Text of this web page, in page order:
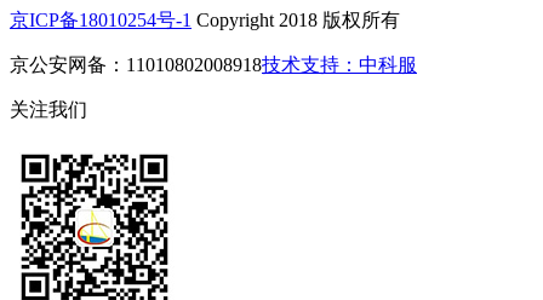
京ICP备18010254号-1 Copyright 2018 版权所有
京公安网备：11010802008918技术支持：中科服
关注我们